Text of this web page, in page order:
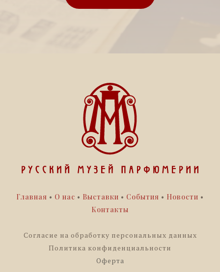
Главная • О нас • Выставки • События • Новости •
Контакты
Согласие на обработку персональных данных
Политика конфиденциальности
Оферта